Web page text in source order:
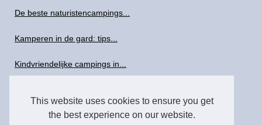
This website uses cookies to ensure you get
the best experience on our website.
De beste naturistencampings...
Kamperen in de gard: tips...
Kindvriendelijke campings in...
Welke campings liggen aan de...